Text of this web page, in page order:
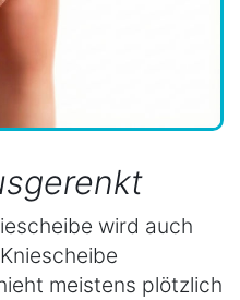
wird auch
meistens plötzlich